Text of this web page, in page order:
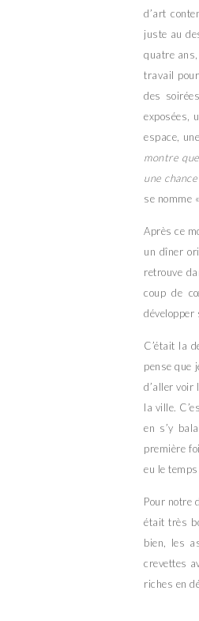
d’art
juste au
quatre
travail
des
exposées,
espace,
montre
une
se nomme «
Après ce
un dîner
retrouve
coup de
développer
C’était la
pense que
d’aller voir
la ville.
en s’y
première
eu le
Pour notre
était très
bien, les
crevettes
riches en